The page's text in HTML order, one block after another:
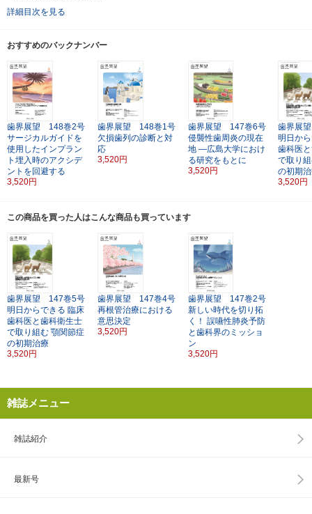
詳細目次を見る
おすすめのバックナンバー
歯界展望 148巻2号
サージカルガイドを
使用したインプラン
ト埋入時のアクシデ
ントを回避する
3,520円
歯界展望 148巻1号
欠損歯列の診断と対
応
3,520円
歯界展望 147巻6号
侵襲性歯周炎の現在
地 ―広島大学におけ
る研究をもとに
3,520円
歯界展
明日か
歯科医
で取り
の初期
3,520円
この商品を買った人はこんな商品も買っています
歯界展望 147巻5号
明日からできる 臨床
歯科医と歯科衛生士
で取り組む 顎関節症
の初期治療
3,520円
歯界展望 147巻4号
再根管治療における
意思決定
3,520円
歯界展望 147巻2号
新しい時代を切り拓
く！ 誤嚥性肺炎予防
と歯科界のミッショ
ン
3,520円
雑誌メニュー
雑誌紹介
最新号